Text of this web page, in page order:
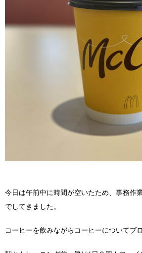
今日は午前中に時間が空いたため、事務作
でしてきました。
コーヒーを飲みながらコーヒーについてブ